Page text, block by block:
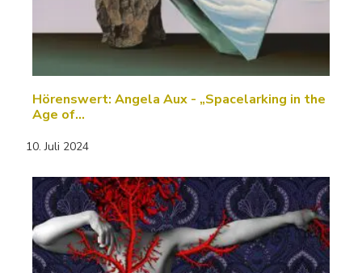
Hörenswert: Angela Aux - „Spacelarking in the
Age of…
10. Juli 2024